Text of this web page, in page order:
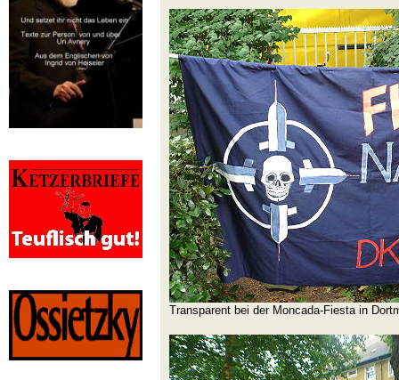
Transparent bei der Moncada-Fiesta in